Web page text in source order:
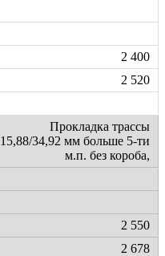
2 400
2 520
Прокладка трассы
15,88/34,92 мм больше 5-ти
м.п. без короба,
2 550
2 678